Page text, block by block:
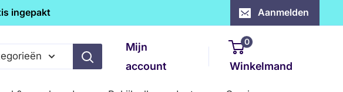
ingepakt Aanmelden
Mijn
account
0
Winkelmand